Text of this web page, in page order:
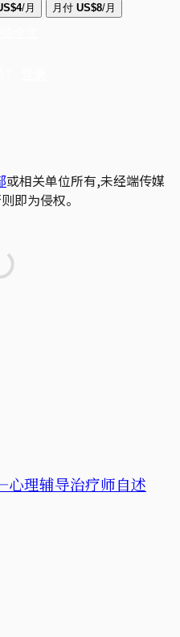
/月 月付 US$8/月
或相关单位所有,未经端传媒
即为侵权。
理辅导治疗师自述